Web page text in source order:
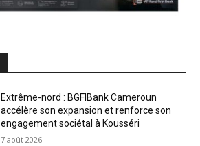
Extrême-nord : BGFIBank Cameroun
accélère son expansion et renforce son
engagement sociétal à Kousséri
7 août 2026